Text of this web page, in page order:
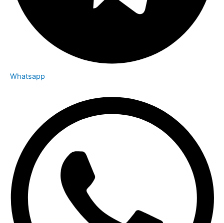
Whatsapp